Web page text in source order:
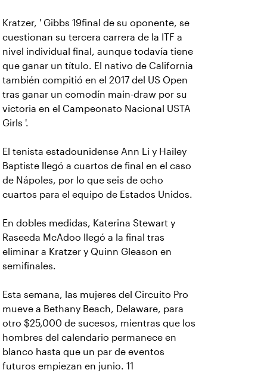
Kratzer, ' Gibbs 19final de su oponente, se
cuestionan su tercera carrera de la ITF a
nivel individual final, aunque todavía tiene
que ganar un título. El nativo de California
también compitió en el 2017 del US Open
tras ganar un comodín main-draw por su
victoria en el Campeonato Nacional USTA
Girls '.
El tenista estadounidense Ann Li y Hailey
Baptiste llegó a cuartos de final en el caso
de Nápoles, por lo que seis de ocho
cuartos para el equipo de Estados Unidos.
En dobles medidas, Katerina Stewart y
Raseeda McAdoo llegó a la final tras
eliminar a Kratzer y Quinn Gleason en
semifinales.
Esta semana, las mujeres del Circuito Pro
mueve a Bethany Beach, Delaware, para
otro $25,000 de sucesos, mientras que los
hombres del calendario permanece en
blanco hasta que un par de eventos
futuros empiezan en junio. 11